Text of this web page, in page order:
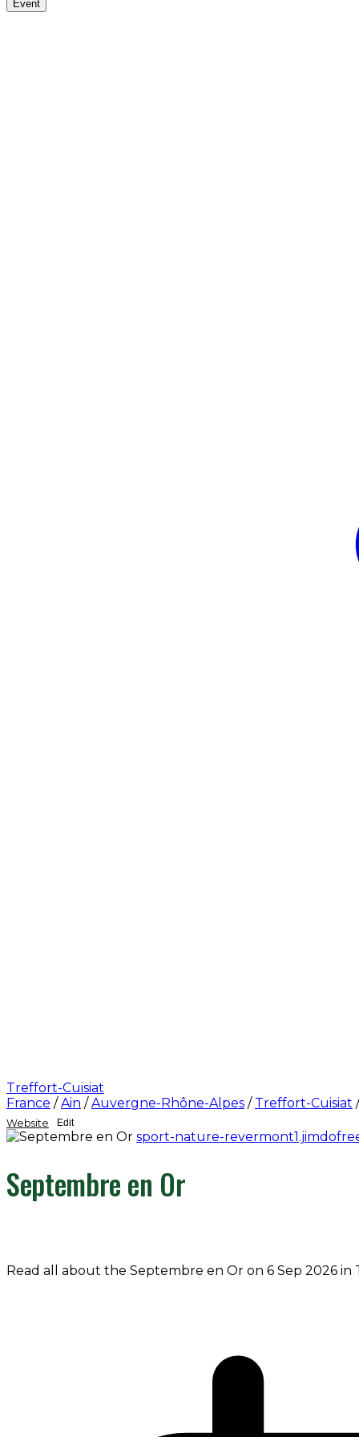
Event
Treffort-Cuisiat
France / Ain / Auvergne-Rhône-Alpes / Treffort-Cuisiat /
Website Edit
sport-nature-
Septembre en Or
Read all about the Septembre en Or on 6 Sep 2026 in